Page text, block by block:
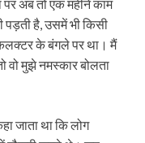
अब तो एक महीने काम
पड़ती है, उसमें भी किसी
के बंगले पर था। मैं
वो मुझे नमस्कार बोलता
जाता था कि लोग